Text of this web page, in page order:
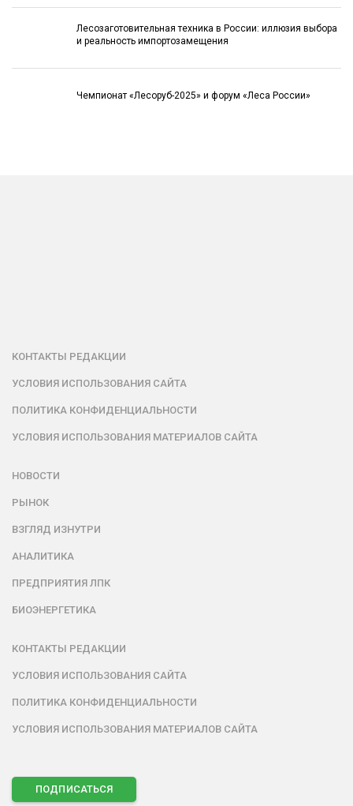
Лесозаготовительная техника в России: иллюзия выбора
и реальность импортозамещения
Чемпионат «Лесоруб-2025» и форум «Леса России»
КОНТАКТЫ РЕДАКЦИИ
УСЛОВИЯ ИСПОЛЬЗОВАНИЯ САЙТА
ПОЛИТИКА КОНФИДЕНЦИАЛЬНОСТИ
УСЛОВИЯ ИСПОЛЬЗОВАНИЯ МАТЕРИАЛОВ САЙТА
НОВОСТИ
РЫНОК
ВЗГЛЯД ИЗНУТРИ
АНАЛИТИКА
ПРЕДПРИЯТИЯ ЛПК
БИОЭНЕРГЕТИКА
КОНТАКТЫ РЕДАКЦИИ
УСЛОВИЯ ИСПОЛЬЗОВАНИЯ САЙТА
ПОЛИТИКА КОНФИДЕНЦИАЛЬНОСТИ
УСЛОВИЯ ИСПОЛЬЗОВАНИЯ МАТЕРИАЛОВ САЙТА
ПОДПИСАТЬСЯ